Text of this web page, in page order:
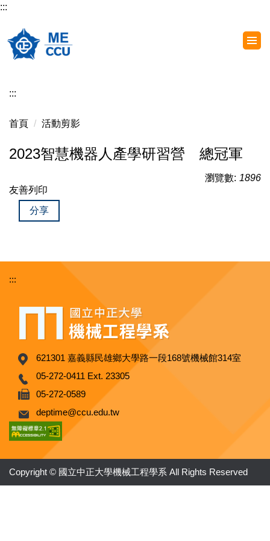
跳
主
要
區
:::
:::
首頁 活動剪影
2023智慧機器人產學研習營 總冠軍
瀏覽數: 1896
友善列印
分享
:::
621301 嘉義縣民雄鄉大學路一段168號機械館314室
05-272-0411 Ext. 23305
05-272-0589
deptime@ccu.edu.tw
Copyright © 國立中正大學機械工程學系 All Rights Reserved